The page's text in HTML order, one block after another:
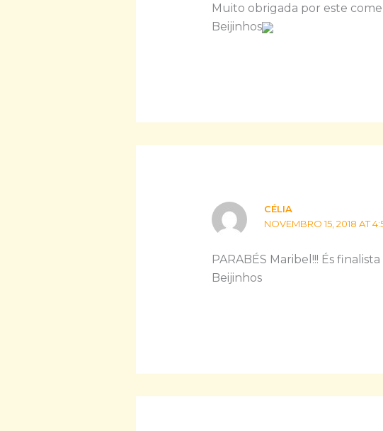
Muito obrigada por este
Beijinhos
CÉLIA
NOVEMBRO 15, 2018 AT
PARABÉS Maribel!!! És
Beijinhos